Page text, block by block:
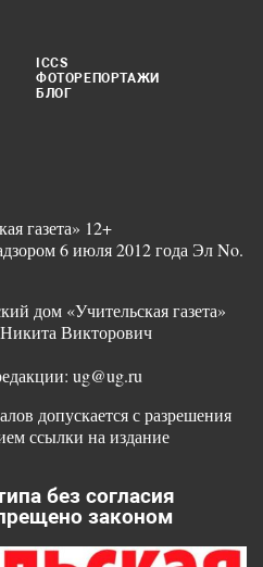
ICCS
ФОТОРЕПОРТАЖИ
БЛОГ
газета» 12+
6 июля 2012 года Эл No.
дом «Учительская газета»
Викторович
ug@ug.ru
допускается с разрешения
ссылки на издание
без согласия
законом